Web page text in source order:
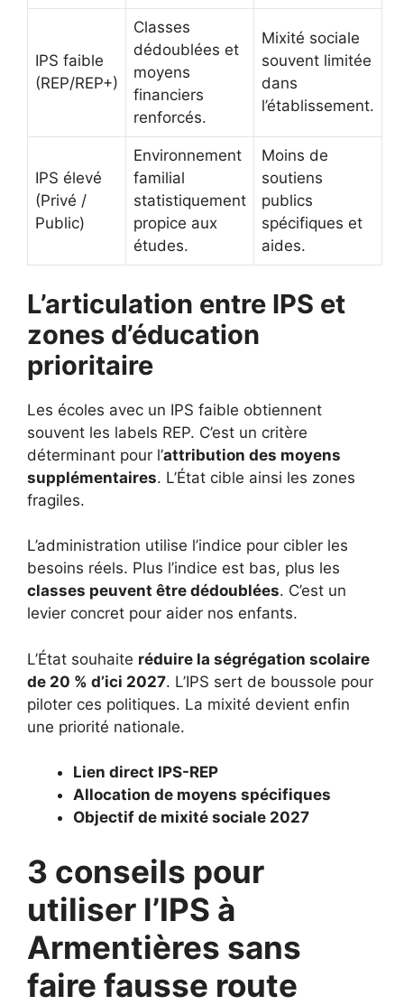
IPS faible
(REP/REP+)
Classes
dédoublées et
moyens
financiers
renforcés.
Mixité sociale
souvent limitée
dans
l’établissement.
IPS élevé
(Privé /
Public)
Environnement
familial
statistiquement
propice aux
études.
Moins de
soutiens
publics
spécifiques et
aides.
L’articulation entre IPS et
zones d’éducation
prioritaire
Les écoles avec un IPS faible obtiennent
souvent les labels REP. C’est un critère
déterminant pour l’attribution des moyens
supplémentaires. L’État cible ainsi les zones
fragiles.
L’administration utilise l’indice pour cibler les
besoins réels. Plus l’indice est bas, plus les
classes peuvent être dédoublées. C’est un
levier concret pour aider nos enfants.
L’État souhaite réduire la ségrégation scolaire
de 20 % d’ici 2027. L’IPS sert de boussole pour
piloter ces politiques. La mixité devient enfin
une priorité nationale.
Lien direct IPS-REP
Allocation de moyens spécifiques
Objectif de mixité sociale 2027
3 conseils pour
utiliser l’IPS à
Armentières sans
faire fausse route